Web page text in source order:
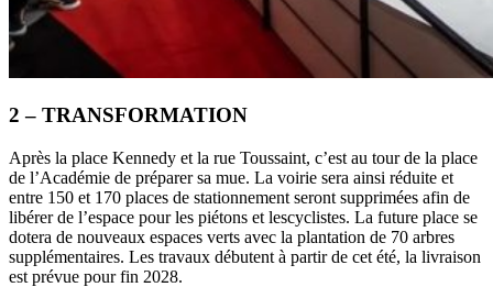
2 – TRANSFORMATION
Après la place Kennedy et la rue Toussaint, c’est au tour de la place
de l’Académie de préparer sa mue. La voirie sera ainsi réduite et
entre 150 et 170 places de stationnement seront supprimées afin de
libérer de l’espace pour les piétons et lescyclistes. La future place se
dotera de nouveaux espaces verts avec la plantation de 70 arbres
supplémentaires. Les travaux débutent à partir de cet été, la livraison
est prévue pour fin 2028.